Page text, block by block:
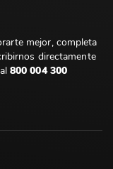
mejor, completa
directamente
800 004 300